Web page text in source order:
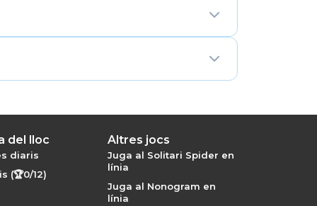
del lloc
diaris
(🏆0/12)
Altres jocs
Juga al Solitari Spider en
línia
Juga al Nonogram en
línia